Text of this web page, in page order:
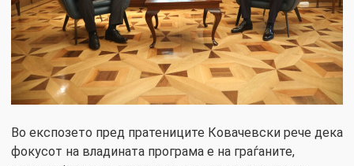
Во експозето пред пратениците Ковачевски рече дека
фокусот на владината програма е на граѓаните,